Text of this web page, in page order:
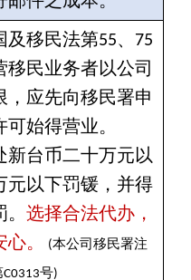
及移民法第55、75
移民业务者以公司
，应先向移民署申
可始得营业。
新台币二十万元以
元以下罚锾，并得
选择合法代办，
。
(本公司移民署注
号)